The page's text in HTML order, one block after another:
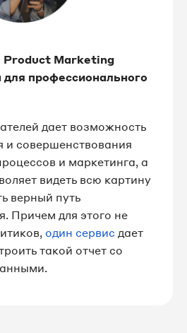
Product Marketing
профессионального
дает возможность
и совершенствования
и маркетинга, а
видеть всю картину
верный путь
Причем для этого не
один сервис дает
такой отчет со